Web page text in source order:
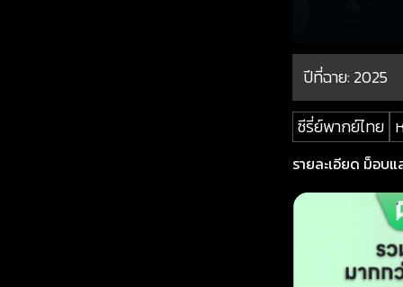
ปีที่ฉาย:2025
ซีรี่ย์พากย์ไทย
รายละเอียด ม็อบ